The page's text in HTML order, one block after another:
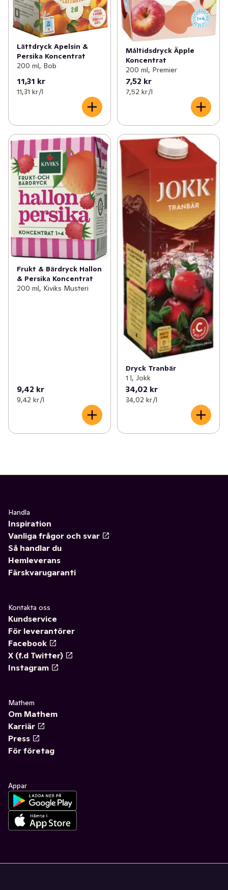
Lättdryck Apelsin &
Persika Koncentrat
200 ml, Bob
11,31 kr
11,31 kr /l
Måltidsdryck Äpple
Koncentrat
200 ml, Premier
7,52 kr
7,52 kr /l
Frukt & Bärdryck Hallon
& Persika Koncentrat
200 ml, Kiviks Musteri
9,42 kr
9,42 kr /l
Dryck Tranbär
1 l, Jokk
34,02 kr
34,02 kr /l
Handla
Inspiration
Vanliga frågor och svar
Så handlar du
Hemleverans
Färskvarugaranti
Kontakta oss
Kundservice
För leverantörer
Facebook
X (f.d Twitter)
Instagram
Mathem
Om Mathem
Karriär
Press
För företag
Appar